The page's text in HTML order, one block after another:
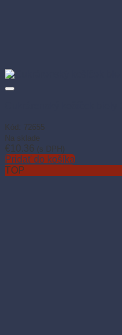
Kód: 72655
Na sklade
€10.36 (s DPH)
Pridať do košíka
TOP